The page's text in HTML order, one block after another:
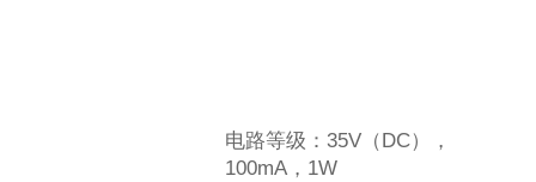
电路等级：35V（DC），
100mA，1W